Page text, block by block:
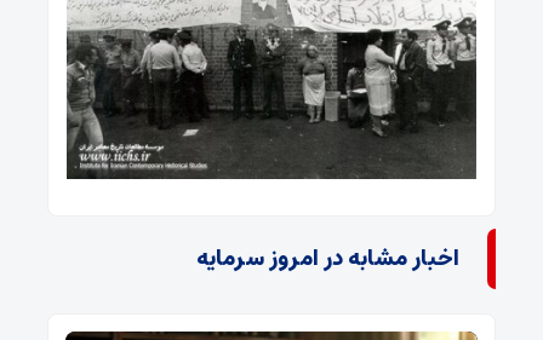
اخبار مشابه در امروز سرمایه